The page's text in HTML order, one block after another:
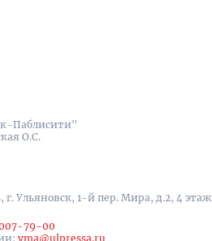
Паблисити"
О.С.
г. Ульяновск, 1-й пер. Мира, д.2, 4 этаж
79-00
yma@ulpressa.ru